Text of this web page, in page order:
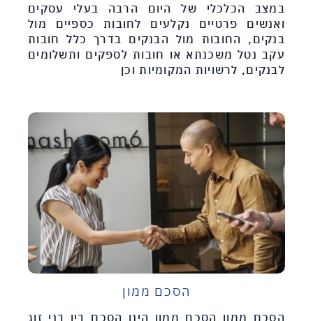
במצב הכלכלי של היום הרבה בעלי עסקים
ואנשים פרטיים נקלעים לחובות כספיים מול
בנקים, החובות מול הבנקים בדרך כלל חובות
עקב נטל משכנתא או חובות לספקים ותשלומים
לבנקים, לרשויות המקומיות וכן
הסכם ממון
הסכם ממון הסכם ממון הינו הסכם בין בני זוג